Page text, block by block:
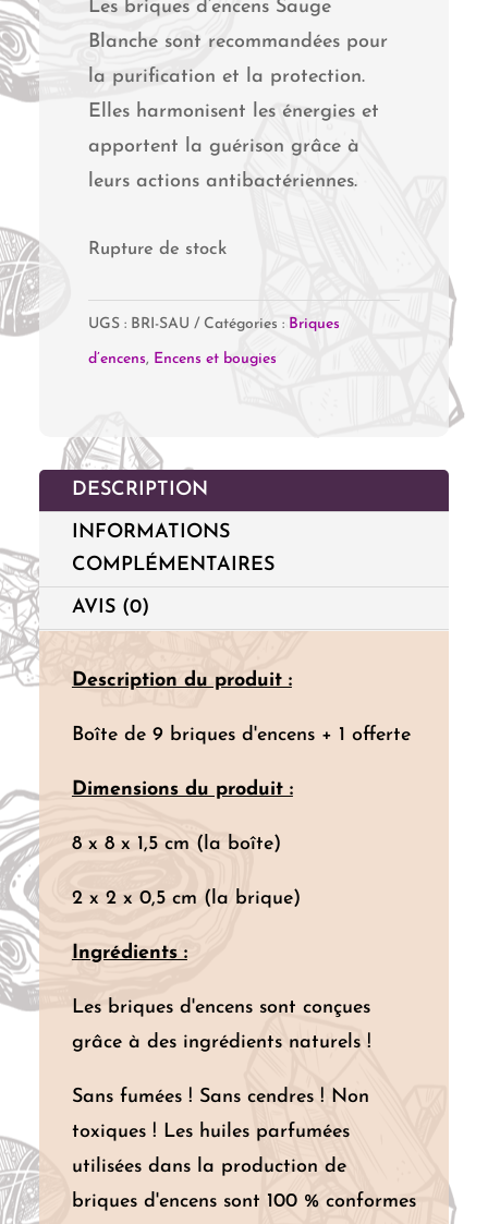
Les briques d’encens Sauge
Blanche sont recommandées pour
la purification et la protection.
Elles harmonisent les énergies et
apportent la guérison grâce à
leurs actions antibactériennes.
Rupture de stock
UGS : BRI-SAU Catégories : Briques
d’encens, Encens et bougies
DESCRIPTION
INFORMATIONS
COMPLÉMENTAIRES
AVIS (0)
Description du produit :
Boîte de 9 briques d'encens + 1 offerte
Dimensions du produit :
8 x 8 x 1,5 cm (la boîte)
2 x 2 x 0,5 cm (la brique)
Ingrédients :
Les briques d'encens sont conçues
grâce à des ingrédients naturels !
Sans fumées ! Sans cendres ! Non
toxiques ! Les huiles parfumées
utilisées dans la production de
briques d'encens sont 100 % conformes